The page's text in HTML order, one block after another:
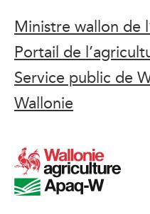
Ministre wallon de
Portail de
Service public de
Wallonie